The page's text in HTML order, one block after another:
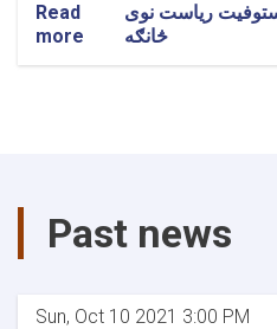
Read
more about
د
ریاست
نوی
ریاست نوی
څانګه
Past news
Sun, Oct 10 2021 3:00 PM